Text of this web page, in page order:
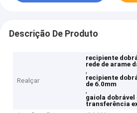
Descrição De Produto
Realçar
recipiente
rede de arame
,
recipiente
de 6.0mm
,
gaiola dobrável
transferência